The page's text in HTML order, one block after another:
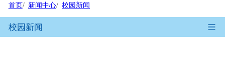
首页 新闻中心 校园新闻
校园新闻